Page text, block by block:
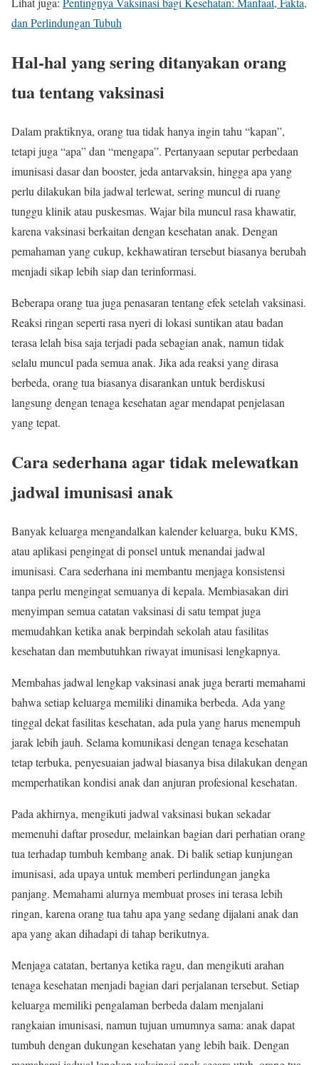
dan Perlindungan Tubuh
Hal-hal yang sering ditanyakan orang
tua tentang vaksinasi
Dalam praktiknya, orang tua tidak hanya ingin tahu “kapan”,
tetapi juga “apa” dan “mengapa”. Pertanyaan seputar perbedaan
imunisasi dasar dan booster, jeda antarvaksin, hingga apa yang
perlu dilakukan bila jadwal terlewat, sering muncul di ruang
tunggu klinik atau puskesmas. Wajar bila muncul rasa khawatir,
karena vaksinasi berkaitan dengan kesehatan anak. Dengan
pemahaman yang cukup, kekhawatiran tersebut biasanya berubah
menjadi sikap lebih siap dan terinformasi.
Beberapa orang tua juga penasaran tentang efek setelah vaksinasi.
Reaksi ringan seperti rasa nyeri di lokasi suntikan atau badan
terasa lelah bisa saja terjadi pada sebagian anak, namun tidak
selalu muncul pada semua anak. Jika ada reaksi yang dirasa
berbeda, orang tua biasanya disarankan untuk berdiskusi
langsung dengan tenaga kesehatan agar mendapat penjelasan
yang tepat.
Cara sederhana agar tidak melewatkan
jadwal imunisasi anak
Banyak keluarga mengandalkan kalender keluarga, buku KMS,
atau aplikasi pengingat di ponsel untuk menandai jadwal
imunisasi. Cara sederhana ini membantu menjaga konsistensi
tanpa perlu mengingat semuanya di kepala. Membiasakan diri
menyimpan semua catatan vaksinasi di satu tempat juga
memudahkan ketika anak berpindah sekolah atau fasilitas
kesehatan dan membutuhkan riwayat imunisasi lengkapnya.
Membahas jadwal lengkap vaksinasi anak juga berarti memahami
bahwa setiap keluarga memiliki dinamika berbeda. Ada yang
tinggal dekat fasilitas kesehatan, ada pula yang harus menempuh
jarak lebih jauh. Selama komunikasi dengan tenaga kesehatan
tetap terbuka, penyesuaian jadwal biasanya bisa dilakukan dengan
memperhatikan kondisi anak dan anjuran profesional kesehatan.
Pada akhirnya, mengikuti jadwal vaksinasi bukan sekadar
memenuhi daftar prosedur, melainkan bagian dari perhatian orang
tua terhadap tumbuh kembang anak. Di balik setiap kunjungan
imunisasi, ada upaya untuk memberi perlindungan jangka
panjang. Memahami alurnya membuat proses ini terasa lebih
ringan, karena orang tua tahu apa yang sedang dijalani anak dan
apa yang akan dihadapi di tahap berikutnya.
Menjaga catatan, bertanya ketika ragu, dan mengikuti arahan
tenaga kesehatan menjadi bagian dari perjalanan tersebut. Setiap
keluarga memiliki pengalaman berbeda dalam menjalani
rangkaian imunisasi, namun tujuan umumnya sama: anak dapat
tumbuh dengan dukungan kesehatan yang lebih baik. Dengan